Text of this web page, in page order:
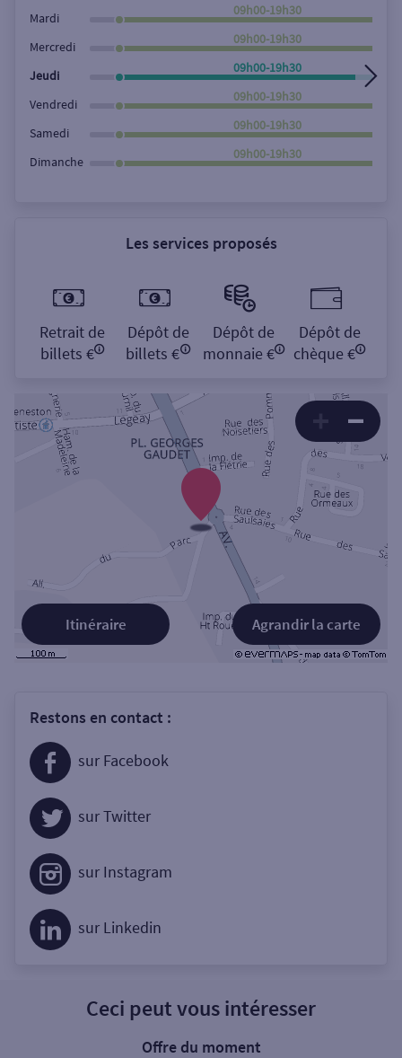
Rechercher
Mardi
09h00-19h30
Mercredi
09h00-19h30
Jeudi
09h00-19h30
Vendredi
09h00-19h30
Samedi
09h00-19h30
Dimanche
09h00-19h30
Les services proposés
Retrait de
billets €
Dépôt de
billets €
Dépôt de
monnaie €
Dépôt de
chèque €
Agrandir la carte
Itinéraire
Restons en contact :
sur Facebook
sur Twitter
sur Instagram
sur Linkedin
Ceci peut vous intéresser
Offre du moment